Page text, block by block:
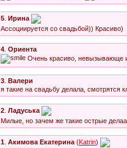
5 Ирина
Ассоциируется со свадьбой)) Красиво)
4 Ориента
Очень красиво, невызывающе
3
Валери
я такие на свадьбу делала, смотрятся
2 Ладуська
Милые, но зачем же такие острые
1 Акимова Екатерина (Katrin)